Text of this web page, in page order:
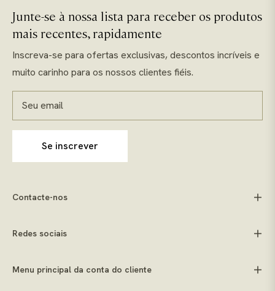
Junte-se à nossa lista para receber os produtos
mais recentes, rapidamente
Inscreva-se para ofertas exclusivas, descontos incríveis e
muito carinho para os nossos clientes fiéis.
Seu email
Se inscrever
Contacte-nos
Redes sociais
Menu principal da conta do cliente